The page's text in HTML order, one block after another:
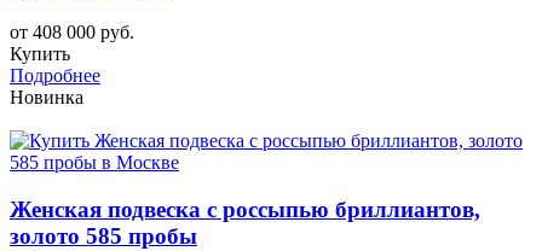
от 408 000 руб.
Купить
Подробнее
Новинка
Женская подвеска с россыпью бриллиантов,
золото 585 пробы